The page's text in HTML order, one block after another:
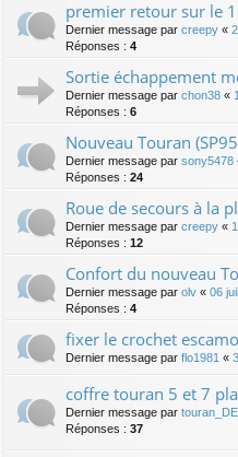
premier retour sur le
Dernier message par creepy «
Réponses : 4
Sortie échappement
Dernier message par chon38 «
Réponses : 6
Nouveau Touran
Dernier message par sony5478
Réponses : 24
Roue de secours à la
Dernier message par creepy «
Réponses : 12
Confort du nouveau
Dernier message par olv « 06
Réponses : 4
fixer le crochet
Dernier message par flo1981 «
coffre touran 5 et 7
Dernier message par touran_DE
Réponses : 37